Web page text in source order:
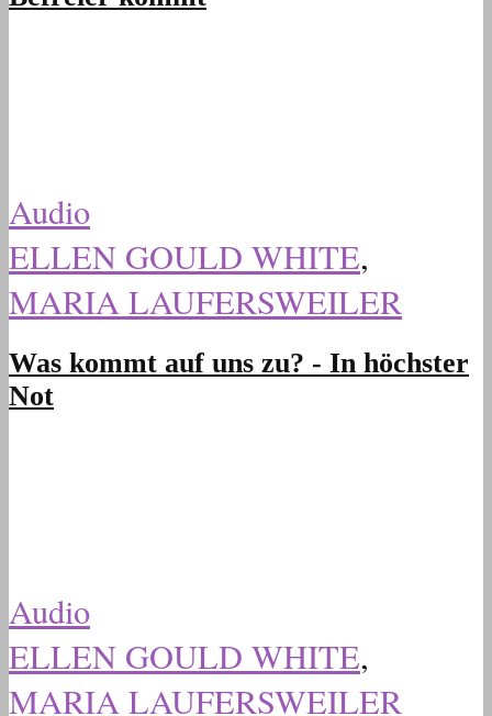
Audio
ELLEN GOULD WHITE,
MARIA LAUFERSWEILER
Was kommt auf uns zu? - In höchster
Not
Audio
ELLEN GOULD WHITE,
MARIA LAUFERSWEILER